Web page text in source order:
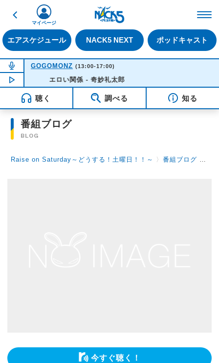
戻る
エアスケジュール NACK5 NEXT ポッドキャスト
マイページ
NOW ON AIR
GOGOMONZ (13:00-17:00)
NOW PLAYING14:56
エロい関係 - 奇妙礼太郎
聴く 調べる 知る
番組ブログ
BLOG
Raise on Saturday～どうする！土曜日！！～ 〉番組ブログ 〉
今すぐ聴く！